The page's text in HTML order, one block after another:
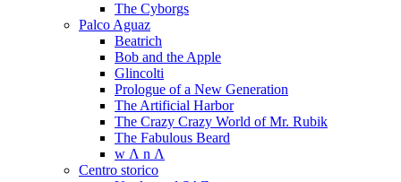
The Cyborgs
Palco Aguaz
Beatrich
Bob and the Apple
Glincolti
Prologue of a New Generation
The Artificial Harbor
The Crazy Crazy World of Mr. Rubik
The Fabulous Beard
w Λ n Λ
Centro storico